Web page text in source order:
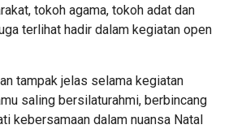
tokoh agama, tokoh adat dan
terlihat hadir dalam kegiatan open
tampak jelas selama kegiatan
saling bersilaturahmi, berbincang
kebersamaan dalam nuansa Natal